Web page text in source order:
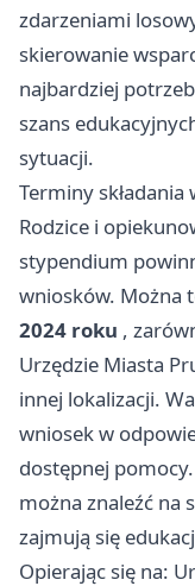
zdarzeniami
skierowanie
najbardziej
szans
sytuacji.
Terminy
Rodzice i
stypendium
wniosków. Można
2024 roku ,
Urzędzie Miasta
innej lokalizacji.
wniosek w
dostępnej
można znaleźć
zajmują się
Opierając się na: